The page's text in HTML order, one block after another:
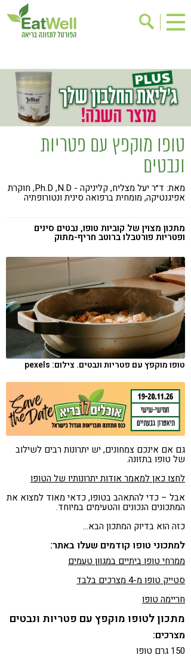
בישול בריא
אינדקס עסקים
ריפוי ומניעת מחלות
בריאות האישה
תוספי תזונה
מתכוני בריאות
אירועים
שינוי תזונתי
גישות בתזונה
ניקוי רעלים
מזונות על
ילדים
תזונה וספורט
הפרעות קשב & ריכוז
אכילה רגשית
רגישות לגלוטן
טעים להכיר
קורונה
טבעונות
טופו מוקפץ עם פטריות
ונבטים
מאת: ד״ר יעל מצליח, קליניקה - Ph.D ,N.D, חוקרת
אפיגנטיקה, מומחית ברפואה סינית ונטורופתיה
מתכון מצוין של קוביות טופו, נבטים סינים
ופטריות פורטבלו ברוטב חריף-מתוק
טופו מוקפץ עם פטריות ונבטים. צילום: pexels
גם אם אינכם צמחונים, יש יתרונות רבים לשילוב
של טופו בתזונה.
לחצו כאן למאמר אודות יתרונותיו של הטופו
אבל – כדי להתאהב בטופו, כדאי מאוד למצוא את
המתכונים הנכונים והטעימים במיוחד.
כזה הוא בדיוק המתכון הבא…
למתכוני טופו קודמים שעלו באתר:
ממרחי טופו ביתיים במגוון טעמים
סטייק טופו מ-4 מצרכים בלבד
חריימה טופו
מתכון לטופו מוקפץ עם פטריות ונבטים
מצרכים:
150 גרם טופו